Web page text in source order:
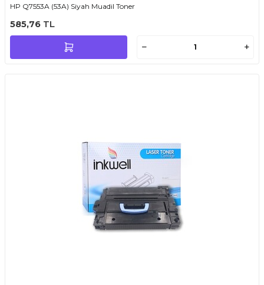
HP Q7553A (53A) Siyah Muadil Toner
585,76 TL